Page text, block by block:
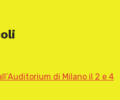
di Milano il 2 e 4